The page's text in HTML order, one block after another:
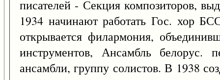
писателей - Секция композиторов,
1934 начинают работать Гос. хор
открывается филармония,
инструментов, Ансамбль
ансамбли, группу солистов. В 1938